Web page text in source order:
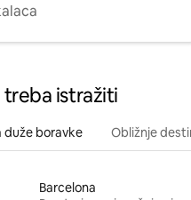
istražiti
duže boravke Obližnje
Barcelona